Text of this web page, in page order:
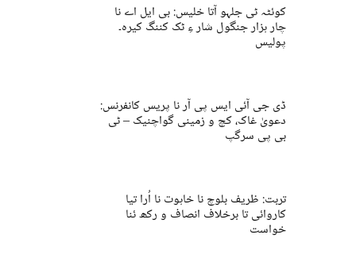
کوئٹہ ٹی جلہو آتا خلیس: بی ایل اے نا
چار ہزار جنگول شار ءِ ٹک کننگ کیرہ۔
پولیس
ڈی جی آئی ایس پی آر نا پریس کانفرنس:
دعویٰ غاک، کچ و زمینی گواچنیک – ٹی
بی پی سرگپ
تربت: ظریف بلوچ نا خاہوت نا اُرا تیا
کاروائی تا برخلاف انصاف و رکھ ئنا
خواست